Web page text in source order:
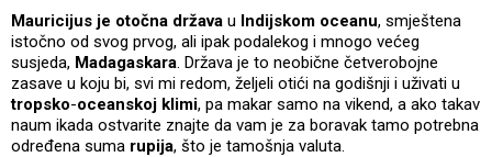
Mauricijus je otočna država u Indijskom oceanu, smještena
istočno od svog prvog, ali ipak podalekog i mnogo većeg
susjeda, Madagaskara. Država je to neobične četverobojne
zasave u koju bi, svi mi redom, željeli otići na godišnji i uživati u
tropsko-oceanskoj klimi, pa makar samo na vikend, a ako takav
naum ikada ostvarite znajte da vam je za boravak tamo potrebna
određena suma rupija, što je tamošnja valuta.